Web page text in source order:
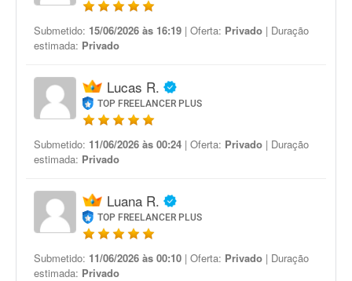
Submetido: 15/06/2026 às 16:19 | Oferta: Privado | Duração
estimada: Privado
Lucas R.
TOP FREELANCER PLUS
Submetido: 11/06/2026 às 00:24 | Oferta: Privado | Duração
estimada: Privado
Luana R.
TOP FREELANCER PLUS
Submetido: 11/06/2026 às 00:10 | Oferta: Privado | Duração
estimada: Privado